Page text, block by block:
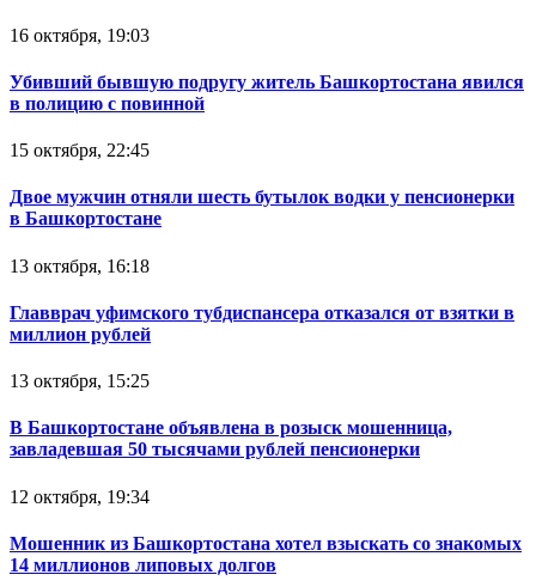
16 октября, 19:03
Убивший бывшую подругу житель Башкортостана явился
в полицию с повинной
15 октября, 22:45
Двое мужчин отняли шесть бутылок водки у пенсионерки
в Башкортостане
13 октября, 16:18
Главврач уфимского тубдиспансера отказался от взятки в
миллион рублей
13 октября, 15:25
В Башкортостане объявлена в розыск мошенница,
завладевшая 50 тысячами рублей пенсионерки
12 октября, 19:34
Мошенник из Башкортостана хотел взыскать со знакомых
14 миллионов липовых долгов